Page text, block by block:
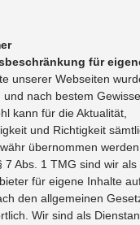
für
unserer Webseiten
und nach bestem
kann für die Aktualität,
und Richtigkeit
übernommen werden.
7 Abs. 1 TMG sind wir als
für eigene Inhalte
den allgemeinen
Wir sind als